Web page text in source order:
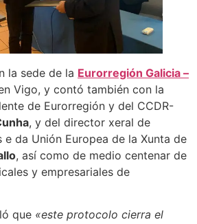
la sede de la Eurorregión Galicia –
Vigo, y contó también con la
de Eurorregión y del CCDR-
, y del director xeral de
e da Unión Europea de la Xunta de
, así como de medio centenar de
y empresariales de
que «este protocolo cierra el